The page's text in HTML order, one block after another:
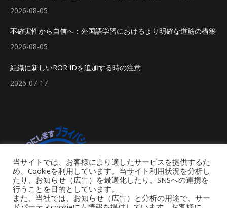
2026-08-05
不確実性から自信へ：外国語学習におけるより明確な道筋の構築
2026-08-05
組織に新しいROR IDを追加する時の注意
2026-07-17
当サイトでは、お客様により適したサービスを提供するた
め、Cookieを利用しています。当サイト利用状況を分析し
たり、お知らせ（広告）を最適化したり、SNSへの連携を
行うことを目的としています。
また、当社では、お知らせ（広告）と分析の用途で、サー